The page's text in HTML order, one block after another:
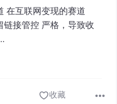
在互联网变现的赛道
接管控 严格，导致收
收藏